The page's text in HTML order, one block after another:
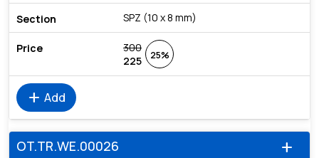
SPZ (10 x 8 mm)
300
225
25%
add Add
add
OT.TR.WE.00026